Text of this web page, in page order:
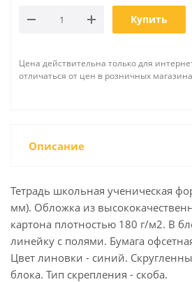
Купить
Цена действительна только для
отличаться от цен в розничных
Описание
Тетрадь школьная ученическая
мм). Обложка из
картона плотностью 180 г/м2. В
линейку с полями. Бумага
Цвет линовки - синий.
блока. Тип скрепления - скоба.